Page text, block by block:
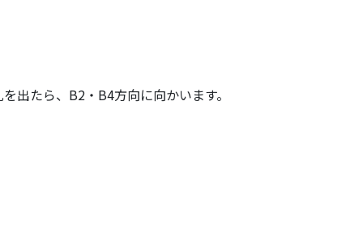
出たら、B2・B4方向に向かいます。